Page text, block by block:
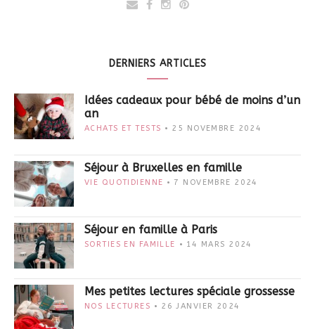
DERNIERS ARTICLES
Idées cadeaux pour bébé de moins d’un
an
ACHATS ET TESTS 25 NOVEMBRE 2024
Séjour à Bruxelles en famille
VIE QUOTIDIENNE 7 NOVEMBRE 2024
Séjour en famille à Paris
SORTIES EN FAMILLE 14 MARS 2024
Mes petites lectures spéciale grossesse
NOS LECTURES 26 JANVIER 2024